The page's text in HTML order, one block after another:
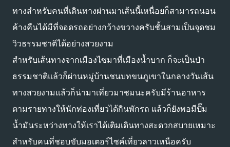
ทางสำหรับคนที่เดินทางผ่านมาเส้นนี้เหนื่อยก็สามารถนอน
ค้างคืนได้มีที่จอดรถอย่างกว้างขวางครับชั้นสามเป็นจุดชม
วิวธรรมชาติได้อย่างสวยงาม
สำหรับเส้นทางจากเมืองไซมาที่เมืองน้ำบาก ก็จะเป็นป่า
ธรรมชาติแล้วก็ผ่านหมู่บ้านชนบทขนภูเขาในกลางวันเส้น
ทางสวยงามแล้วก็น่ามาเที่ยวมาชมนะครับมีร้านอาหาร
ตามรายทางให้นักท่องเที่ยวได้กินพักรถ แล้วก็ยังพอมีปั๊ม
น้ำมันระหว่างทางให้เราได้เติมเดินทางสะดวกสบายเหมาะ
สำหรับคนที่ชอบขับมอเตอร์ไซค์เที่ยวลาวเหนือครับ